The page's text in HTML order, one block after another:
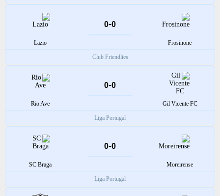
Frosinone
0
-
0
Lazio
Club Friendlies
Gil Vicente FC
0
-
0
Rio Ave
Liga Portugal
Moreirense
0
-
0
SC Braga
Liga Portugal